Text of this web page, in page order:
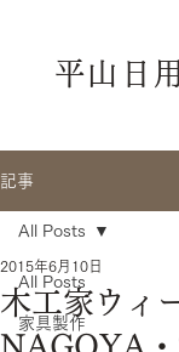
平山日
記事
All Posts
家具製作
All Posts
木工家ウィ
2015年6月10日